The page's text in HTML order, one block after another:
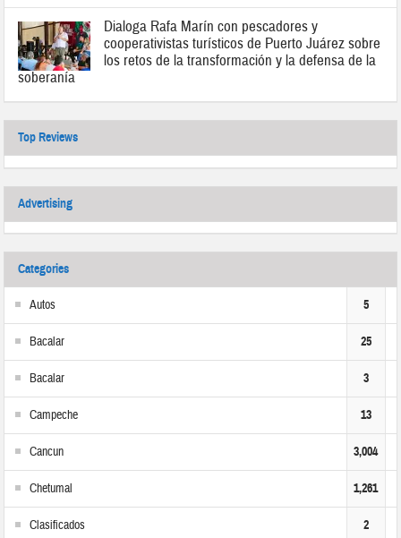
Dialoga Rafa Marín con pescadores y
cooperativistas turísticos de Puerto Juárez sobre
los retos de la transformación y la defensa de la
soberanía
Top Reviews
Advertising
Categories
Autos 5
Bacalar 25
Bacalar 3
Campeche 13
Cancun 3,004
Chetumal 1,261
Clasificados 2